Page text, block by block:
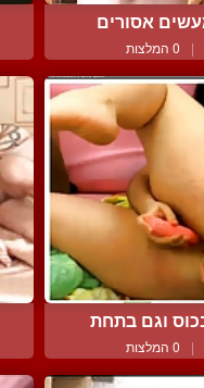
אסורים
| 0 המלצות
וגם בתחת
| 0 המלצות